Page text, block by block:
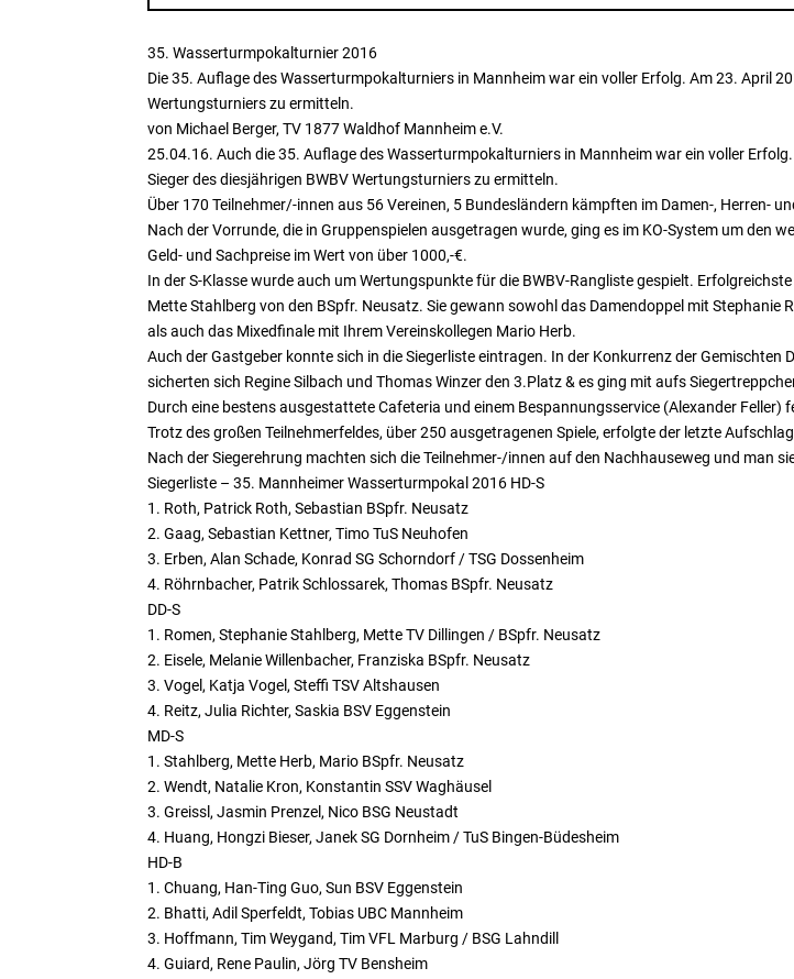
35. Wasserturmpokalturnier 2016
Die 35. Auflage des Wasserturmpokalturniers in Mannheim war ein voller Erfolg. Am 23. April
Wertungsturniers zu ermitteln.
von Michael Berger, TV 1877 Waldhof Mannheim e.V.
25.04.16. Auch die 35. Auflage des Wasserturmpokalturniers in Mannheim war ein voller
Sieger des diesjährigen BWBV Wertungsturniers zu ermitteln.
Über 170 Teilnehmer/-innen aus 56 Vereinen, 5 Bundesländern kämpften im Damen-, Herren-
Nach der Vorrunde, die in Gruppenspielen ausgetragen wurde, ging es im KO-System um den
Geld- und Sachpreise im Wert von über 1000,-€.
In der S-Klasse wurde auch um Wertungspunkte für die BWBV-Rangliste gespielt.
Mette Stahlberg von den BSpfr. Neusatz. Sie gewann sowohl das Damendoppel mit Stephanie
als auch das Mixedfinale mit Ihrem Vereinskollegen Mario Herb.
Auch der Gastgeber konnte sich in die Siegerliste eintragen. In der Konkurrenz der Gemischten
sicherten sich Regine Silbach und Thomas Winzer den 3.Platz & es ging mit aufs
Durch eine bestens ausgestattete Cafeteria und einem Bespannungsservice (Alexander Feller)
Trotz des großen Teilnehmerfeldes, über 250 ausgetragenen Spiele, erfolgte der letzte
Nach der Siegerehrung machten sich die Teilnehmer-/innen auf den Nachhauseweg und man
Siegerliste – 35. Mannheimer Wasserturmpokal 2016 HD-S
1. Roth, Patrick Roth, Sebastian BSpfr. Neusatz
2. Gaag, Sebastian Kettner, Timo TuS Neuhofen
3. Erben, Alan Schade, Konrad SG Schorndorf / TSG Dossenheim
4. Röhrnbacher, Patrik Schlossarek, Thomas BSpfr. Neusatz
DD-S
1. Romen, Stephanie Stahlberg, Mette TV Dillingen / BSpfr. Neusatz
2. Eisele, Melanie Willenbacher, Franziska BSpfr. Neusatz
3. Vogel, Katja Vogel, Steffi TSV Altshausen
4. Reitz, Julia Richter, Saskia BSV Eggenstein
MD-S
1. Stahlberg, Mette Herb, Mario BSpfr. Neusatz
2. Wendt, Natalie Kron, Konstantin SSV Waghäusel
3. Greissl, Jasmin Prenzel, Nico BSG Neustadt
4. Huang, Hongzi Bieser, Janek SG Dornheim / TuS Bingen-Büdesheim
HD-B
1. Chuang, Han-Ting Guo, Sun BSV Eggenstein
2. Bhatti, Adil Sperfeldt, Tobias UBC Mannheim
3. Hoffmann, Tim Weygand, Tim VFL Marburg / BSG Lahndill
4. Guiard, Rene Paulin, Jörg TV Bensheim